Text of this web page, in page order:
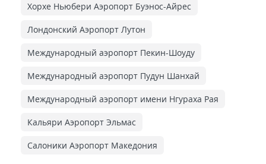
Хорхе Ньюбери Аэропорт Буэнос-Айрес
Лондонский Аэропорт Лутон
Международный аэропорт Пекин-Шоуду
Международный аэропорт Пудун Шанхай
Международный аэропорт имени Нгураха Рая
Кальяри Аэропорт Эльмас
Салоники Аэропорт Македония